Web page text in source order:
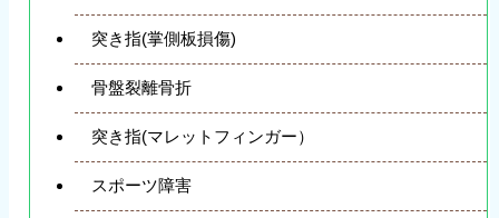
突き指(掌側板損傷)
骨盤裂離骨折
突き指(マレットフィンガー）
スポーツ障害